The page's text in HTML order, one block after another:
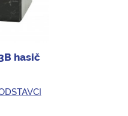
hasič